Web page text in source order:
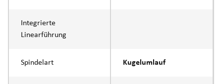
Integrierte
Linearführung
Spindelart Kugelumlauf